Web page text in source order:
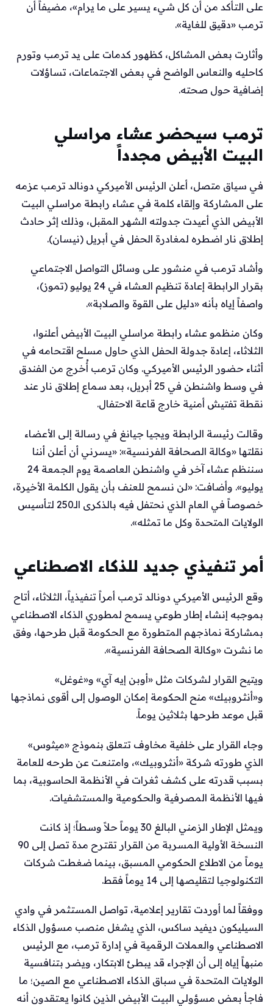
على التأكد من أن كل شيء يسير على ما يرام»، مضيفاً أن
ترمب «دقيق للغاية».
وأثارت بعض المشاكل، كظهور كدمات على يد ترمب وتورم
كاحليه والنعاس الواضح في بعض الاجتماعات، تساؤلات
إضافية حول صحته.
ترمب سيحضر عشاء مراسلي
البيت الأبيض مجدداً
في سياق متصل، أعلن الرئيس الأميركي دونالد ترمب عزمه
على المشاركة وإلقاء كلمة في عشاء رابطة مراسلي البيت
الأبيض الذي أعيدت جدولته الشهر المقبل، وذلك إثر حادث
إطلاق نار اضطره لمغادرة الحفل في أبريل (نيسان).
وأشاد ترمب في منشور على وسائل التواصل الاجتماعي
بقرار الرابطة إعادة تنظيم العشاء في 24 يوليو (تموز)،
واصفاً إياه بأنه «دليل على القوة والصلابة».
وكان منظمو عشاء رابطة مراسلي البيت الأبيض أعلنوا،
الثلاثاء، إعادة جدولة الحفل الذي حاول مسلح اقتحامه في
أثناء حضور الرئيس الأميركي. وكان ترمب أُخرج من الفندق
في وسط واشنطن في 25 أبريل، بعد سماع إطلاق نار عند
نقطة تفتيش أمنية خارج قاعة الاحتفال.
وقالت رئيسة الرابطة ويجيا جيانغ في رسالة إلى الأعضاء
نقلتها «وكالة الصحافة الفرنسية»: «يسرني أن أعلن أننا
سننظم عشاء آخر في واشنطن العاصمة يوم الجمعة 24
يوليو». وأضافت: «لن نسمح للعنف بأن يقول الكلمة الأخيرة،
خصوصاً في العام الذي نحتفل فيه بالذكرى الـ250 لتأسيس
الولايات المتحدة وكل ما تمثله».
أمر تنفيذي جديد للذكاء الاصطناعي
وقع الرئيس الأميركي دونالد ترمب أمراً تنفيذياً، الثلاثاء، أتاح
بموجبه إنشاء إطار طوعي يسمح لمطوري الذكاء الاصطناعي
بمشاركة نماذجهم المتطورة مع الحكومة قبل طرحها، وفق
ما نشرت «وكالة الصحافة الفرنسية».
ويتيح القرار لشركات مثل «أوبن إيه آي» و«غوغل»
و«أنثروبيك» منح الحكومة إمكان الوصول إلى أقوى نماذجها
قبل موعد طرحها بثلاثين يوماً.
وجاء القرار على خلفية مخاوف تتعلق بنموذج «ميثوس»
الذي طورته شركة «أنثروبيك»، وامتنعت عن طرحه للعامة
بسبب قدرته على كشف ثغرات في الأنظمة الحاسوبية، بما
فيها الأنظمة المصرفية والحكومية والمستشفيات.
ويمثل الإطار الزمني البالغ 30 يوماً حلاً وسطاً؛ إذ كانت
النسخة الأولية المسربة من القرار تقترح مدة تصل إلى 90
يوماً من الاطلاع الحكومي المسبق، بينما ضغطت شركات
التكنولوجيا لتقليصها إلى 14 يوماً فقط.
ووفقاً لما أوردت تقارير إعلامية، تواصل المستثمر في وادي
السيليكون ديفيد ساكس، الذي يشغل منصب مسؤول الذكاء
الاصطناعي والعملات الرقمية في إدارة ترمب، مع الرئيس
منبهاً إياه إلى أن الإجراء قد يبطئ الابتكار، ويضر بتنافسية
الولايات المتحدة في سباق الذكاء الاصطناعي مع الصين؛ ما
فاجأ بعض مسؤولي البيت الأبيض الذين كانوا يعتقدون أنه